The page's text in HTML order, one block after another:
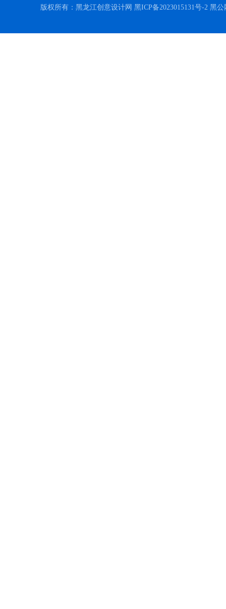
版权所有：黑龙江创意设计网 黑ICP备2023015131号-2 黑公